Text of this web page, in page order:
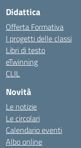
Didattica
Offerta Formativa
I progetti delle classi
Libri di testo
eTwinning
CLIL
Novità
Le notizie
Le circolari
Calendario eventi
Albo online